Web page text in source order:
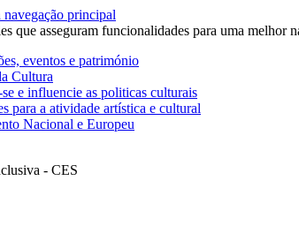
navegação principal
que asseguram funcionalidades para uma melhor
eventos e património
Cultura
e influencie as politicas culturais
para a atividade artística e cultural
Nacional e Europeu
- CES